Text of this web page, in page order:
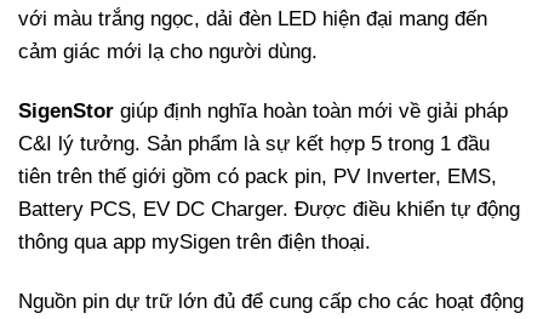
với màu trắng ngọc, dải đèn LED hiện đại mang đến
cảm giác mới lạ cho người dùng.
SigenStor giúp định nghĩa hoàn toàn mới về giải pháp
C&I lý tưởng. Sản phẩm là sự kết hợp 5 trong 1 đầu
tiên trên thế giới gồm có pack pin, PV Inverter, EMS,
Battery PCS, EV DC Charger. Được điều khiển tự động
thông qua app mySigen trên điện thoại.
Nguồn pin dự trữ lớn đủ để cung cấp cho các hoạt động